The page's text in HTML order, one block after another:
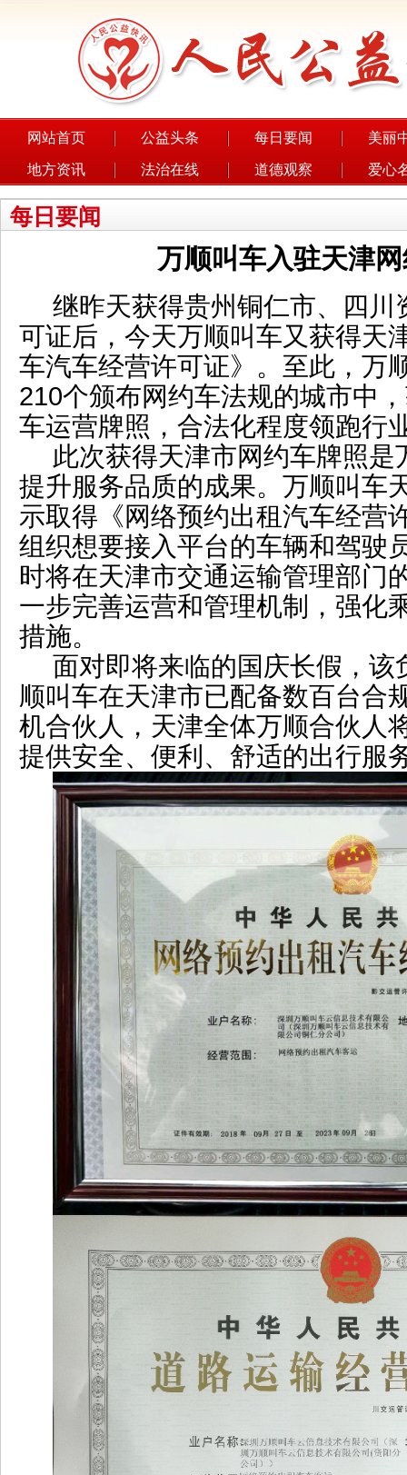
网站首页 公益头条 每日要闻 美丽
地方资讯 法治在线 道德观察 爱心
每日要闻
万顺叫车入驻天津
继昨天获得贵州铜仁市、四川
可证后，今天万顺叫车又获得天
车汽车经营许可证》 。至此，万
210个颁布网约车法规的城市中，
车运营牌照，合法化程度领跑行
此次获得天津市网约车牌照是
提升服务品质的成果。万顺叫车
示取得《网络预约出租汽车经营
组织想要接入平台的车辆和驾驶
时将在天津市交通运输管理部门
一步完善运营和管理机制，强化
措施。
面对即将来临的国庆长假，该
顺叫车在天津市已配备数百台合
机合伙人，天津全体万顺合伙人
提供安全、便利、舒适的出行服